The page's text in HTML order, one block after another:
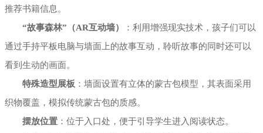
推荐书籍信息。
“故事森林”（AR互动墙）
：利用增强现实技术，孩子们可以
通过手持平板电脑与墙面上的故事互动，聆听故事的同时还可以
看到生动的画面。
特殊造型展板 ：墙面设置有立体的蒙古包模型，其表面采用
织物覆盖，模拟传统蒙古包的质感。
摆放位置 ：位于入口处，便于引导学生进入阅读状态。